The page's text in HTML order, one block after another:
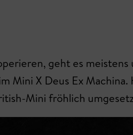
geht es
Mini X Deus Ex
Mini fröhlich